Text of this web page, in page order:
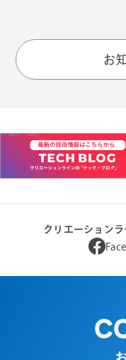
お
クリエーション